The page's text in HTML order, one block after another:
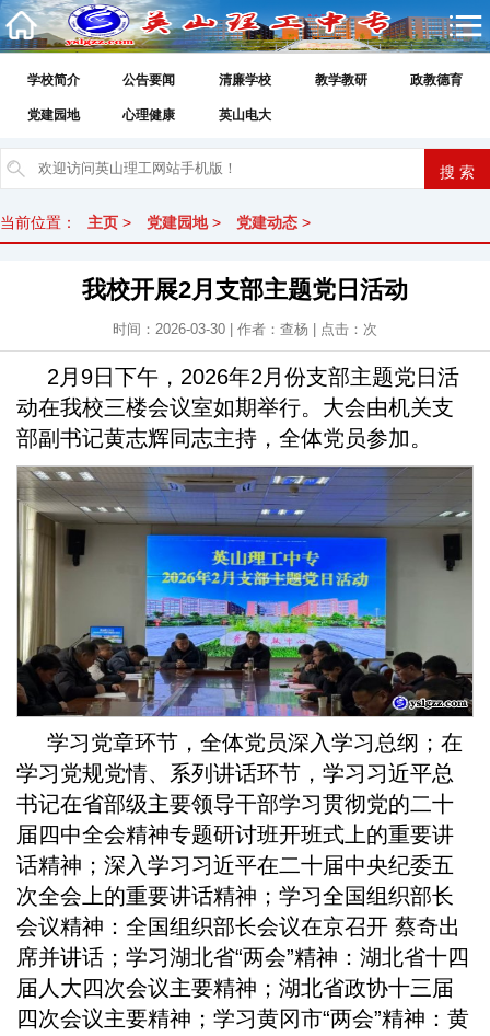
学校简介 公告要闻 清廉学校 教学教研 政教德育
党建园地 心理健康 英山电大
当前位置： 主页 > 党建园地> 党建动态 >
我校开展2月支部主题党日活动
时间：2026-03-30 | 作者：查杨 | 点击： 次
2月9日下午，2026年2月份支部主题党日活
动在我校三楼会议室如期举行。大会由机关支
部副书记黄志辉同志主持，全体党员参加。
学习党章环节，全体党员深入学习总纲；在
学习党规党情、系列讲话环节，学习习近平总
书记在省部级主要领导干部学习贯彻党的二十
届四中全会精神专题研讨班开班式上的重要讲
话精神；深入学习习近平在二十届中央纪委五
次全会上的重要讲话精神；学习全国组织部长
会议精神：全国组织部长会议在京召开 蔡奇出
席并讲话；学习湖北省“两会”精神：湖北省十四
届人大四次会议主要精神；湖北省政协十三届
四次会议主要精神；学习黄冈市“两会”精神：黄